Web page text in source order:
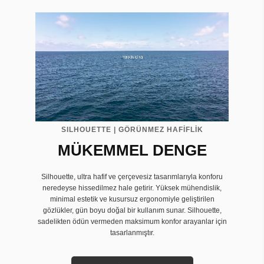
SILHOUETTE | GÖRÜNMEZ HAFİFLİK
MÜKEMMEL DENGE
Silhouette, ultra hafif ve çerçevesiz tasarımlarıyla konforu
neredeyse hissedilmez hale getirir. Yüksek mühendislik,
minimal estetik ve kusursuz ergonomiyle geliştirilen
gözlükler, gün boyu doğal bir kullanım sunar. Silhouette,
sadelikten ödün vermeden maksimum konfor arayanlar için
tasarlanmıştır.